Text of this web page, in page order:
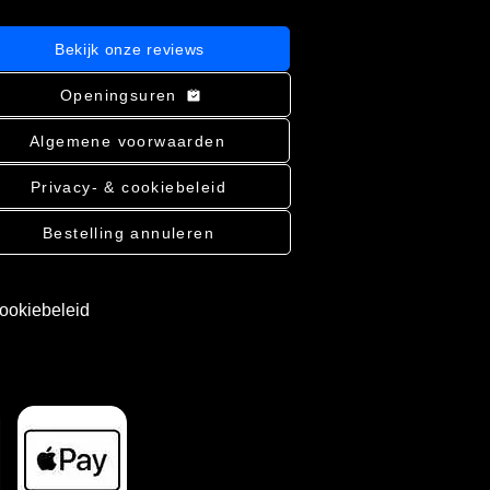
Bekijk onze reviews
Openingsuren
Algemene voorwaarden
Privacy- & cookiebeleid
Bestelling annuleren